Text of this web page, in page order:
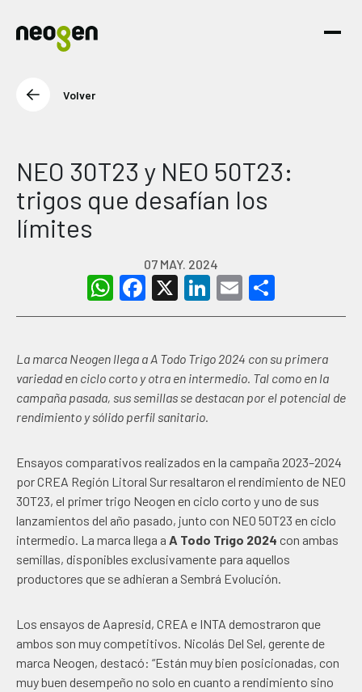
Volver
NEO 30T23 y NEO 50T23:
trigos que desafían los
límites
07 MAY. 2024
WhatsApp
Facebook
X LinkedIn
Email
La marca Neogen llega a A Todo Trigo 2024 con su primera
variedad en ciclo corto y otra en intermedio. Tal como en la
campaña pasada, sus semillas se destacan por el potencial de
rendimiento y sólido perfil sanitario.
Ensayos comparativos realizados en la campaña 2023–2024
por CREA Región Litoral Sur resaltaron el rendimiento de NEO
30T23, el primer trigo Neogen en ciclo corto y uno de sus
lanzamientos del año pasado, junto con NEO 50T23 en ciclo
intermedio. La marca llega a A Todo Trigo 2024 con ambas
semillas, disponibles exclusivamente para aquellos
productores que se adhieran a Sembrá Evolución.
Los ensayos de Aapresid, CREA e INTA demostraron que
ambos son muy competitivos. Nicolás Del Sel, gerente de
marca Neogen, destacó: “Están muy bien posicionadas, con
muy buen desempeño no solo en cuanto a rendimiento sino